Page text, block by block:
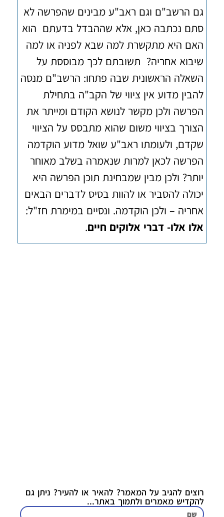
גם הרשב"ם וגם ראב"ע מבינים שהפרשה לא
סתם נכתבה כאן, אלא שההבדל בדעתם הוא
האם היא מתקשרת למה שבא לפניה או למה
שיבוא אחריה? תשובתם לכך מבוססת על
השאלה הראשונית שבה פתחו: הרשב"ם מנסה
להבין מדוע אין ציווי של הקב"ה בתחילת
הפרשה ולכן מקשר לנושא הקודם ומייתר את
הצורך בציווי משום שהוא מתבסס על הציווי
שקדם, ולעומתו ראב"ע שואל מדוע הוקדמה
הפרשה לכאן למרות שנאמרה בשלב מאוחר
יותר? ולכן מבין שמבחינת תוכן הפרשה היא
יכולה להסביר או להוות בסיס לדברים הבאים
אחריה – ולכן הוקדמה. ונסיים במימרת חז"ל:
אלו אלו- דברי אלוקים חיים.
רוצים להגיב על המאמר? להאיר או להעיר? ניתן גם
להקדיש מאמרים ולתמוך באתר...